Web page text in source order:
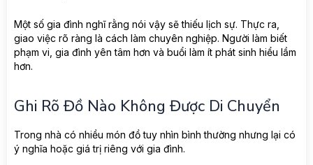
Một số gia đình nghĩ rằng nói vậy sẽ thiếu lịch sự. Thực ra,
giao việc rõ ràng là cách làm chuyên nghiệp. Người làm biết
phạm vi, gia đình yên tâm hơn và buổi làm ít phát sinh hiểu lầm
hơn.
Ghi Rõ Đồ Nào Không Được Di Chuyển
Trong nhà có nhiều món đồ tuy nhìn bình thường nhưng lại có
ý nghĩa hoặc giá trị riêng với gia đình.